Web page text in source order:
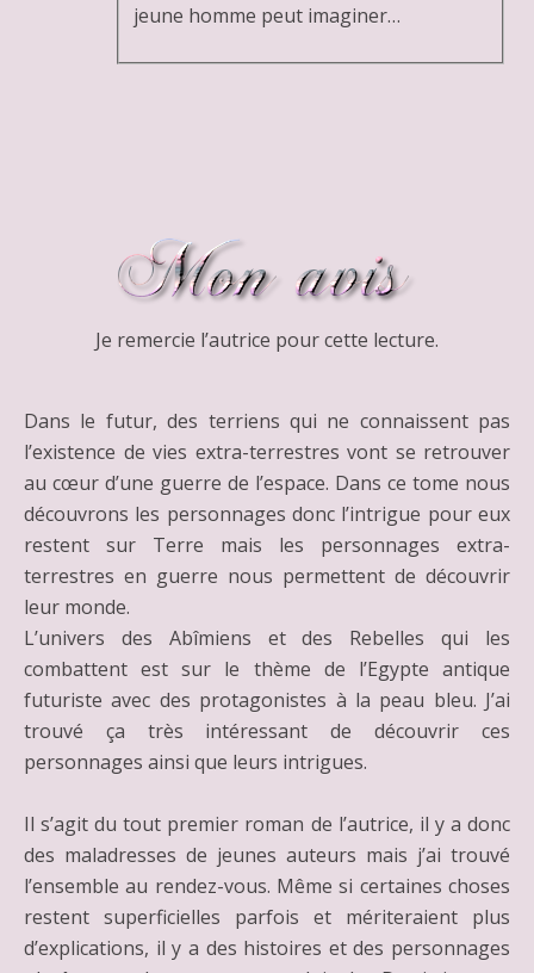
jeune homme peut imaginer…
Je remercie l’autrice pour cette lecture.
Dans le futur, des terriens qui ne connaissent pas
l’existence de vies extra-terrestres vont se retrouver
au cœur d’une guerre de l’espace. Dans ce tome nous
découvrons les personnages donc l’intrigue pour eux
restent sur Terre mais les personnages extra-
terrestres en guerre nous permettent de découvrir
leur monde.
L’univers des Abîmiens et des Rebelles qui les
combattent est sur le thème de l’Egypte antique
futuriste avec des protagonistes à la peau bleu. J’ai
trouvé ça très intéressant de découvrir ces
personnages ainsi que leurs intrigues.
Il s’agit du tout premier roman de l’autrice, il y a donc
des maladresses de jeunes auteurs mais j’ai trouvé
l’ensemble au rendez-vous. Même si certaines choses
restent superficielles parfois et mériteraient plus
d’explications, il y a des histoires et des personnages